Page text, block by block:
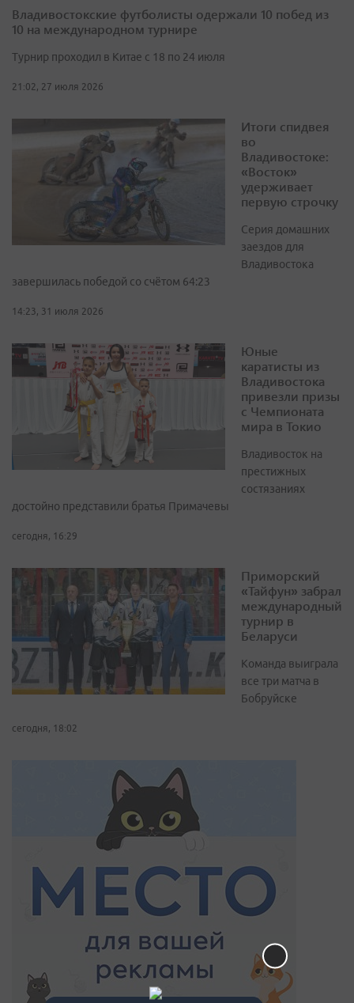
Владивостокские футболисты одержали 10 побед из
10 на международном турнире
Турнир проходил в Китае с 18 по 24 июля
21:02, 27 июля 2026
Итоги спидвея
во
Владивостоке:
«Восток»
удерживает
первую строчку
Серия домашних
заездов для
Владивостока
завершилась победой со счётом 64:23
14:23, 31 июля 2026
Юные
каратисты из
Владивостока
привезли призы
с Чемпионата
мира в Токио
Владивосток на
престижных
состязаниях
достойно представили братья Примачевы
сегодня, 16:29
Приморский
«Тайфун» забрал
международный
турнир в
Беларуси
Команда выиграла
все три матча в
Бобруйске
сегодня, 18:02